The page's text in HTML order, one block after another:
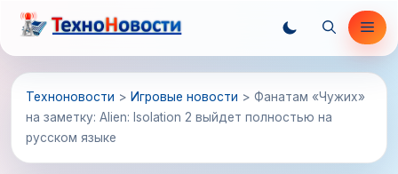
Перейти
содержимому
Техноновости > Игровые новости > Фанатам «Чужих»
на заметку: Alien: Isolation 2 выйдет полностью на
русском языке